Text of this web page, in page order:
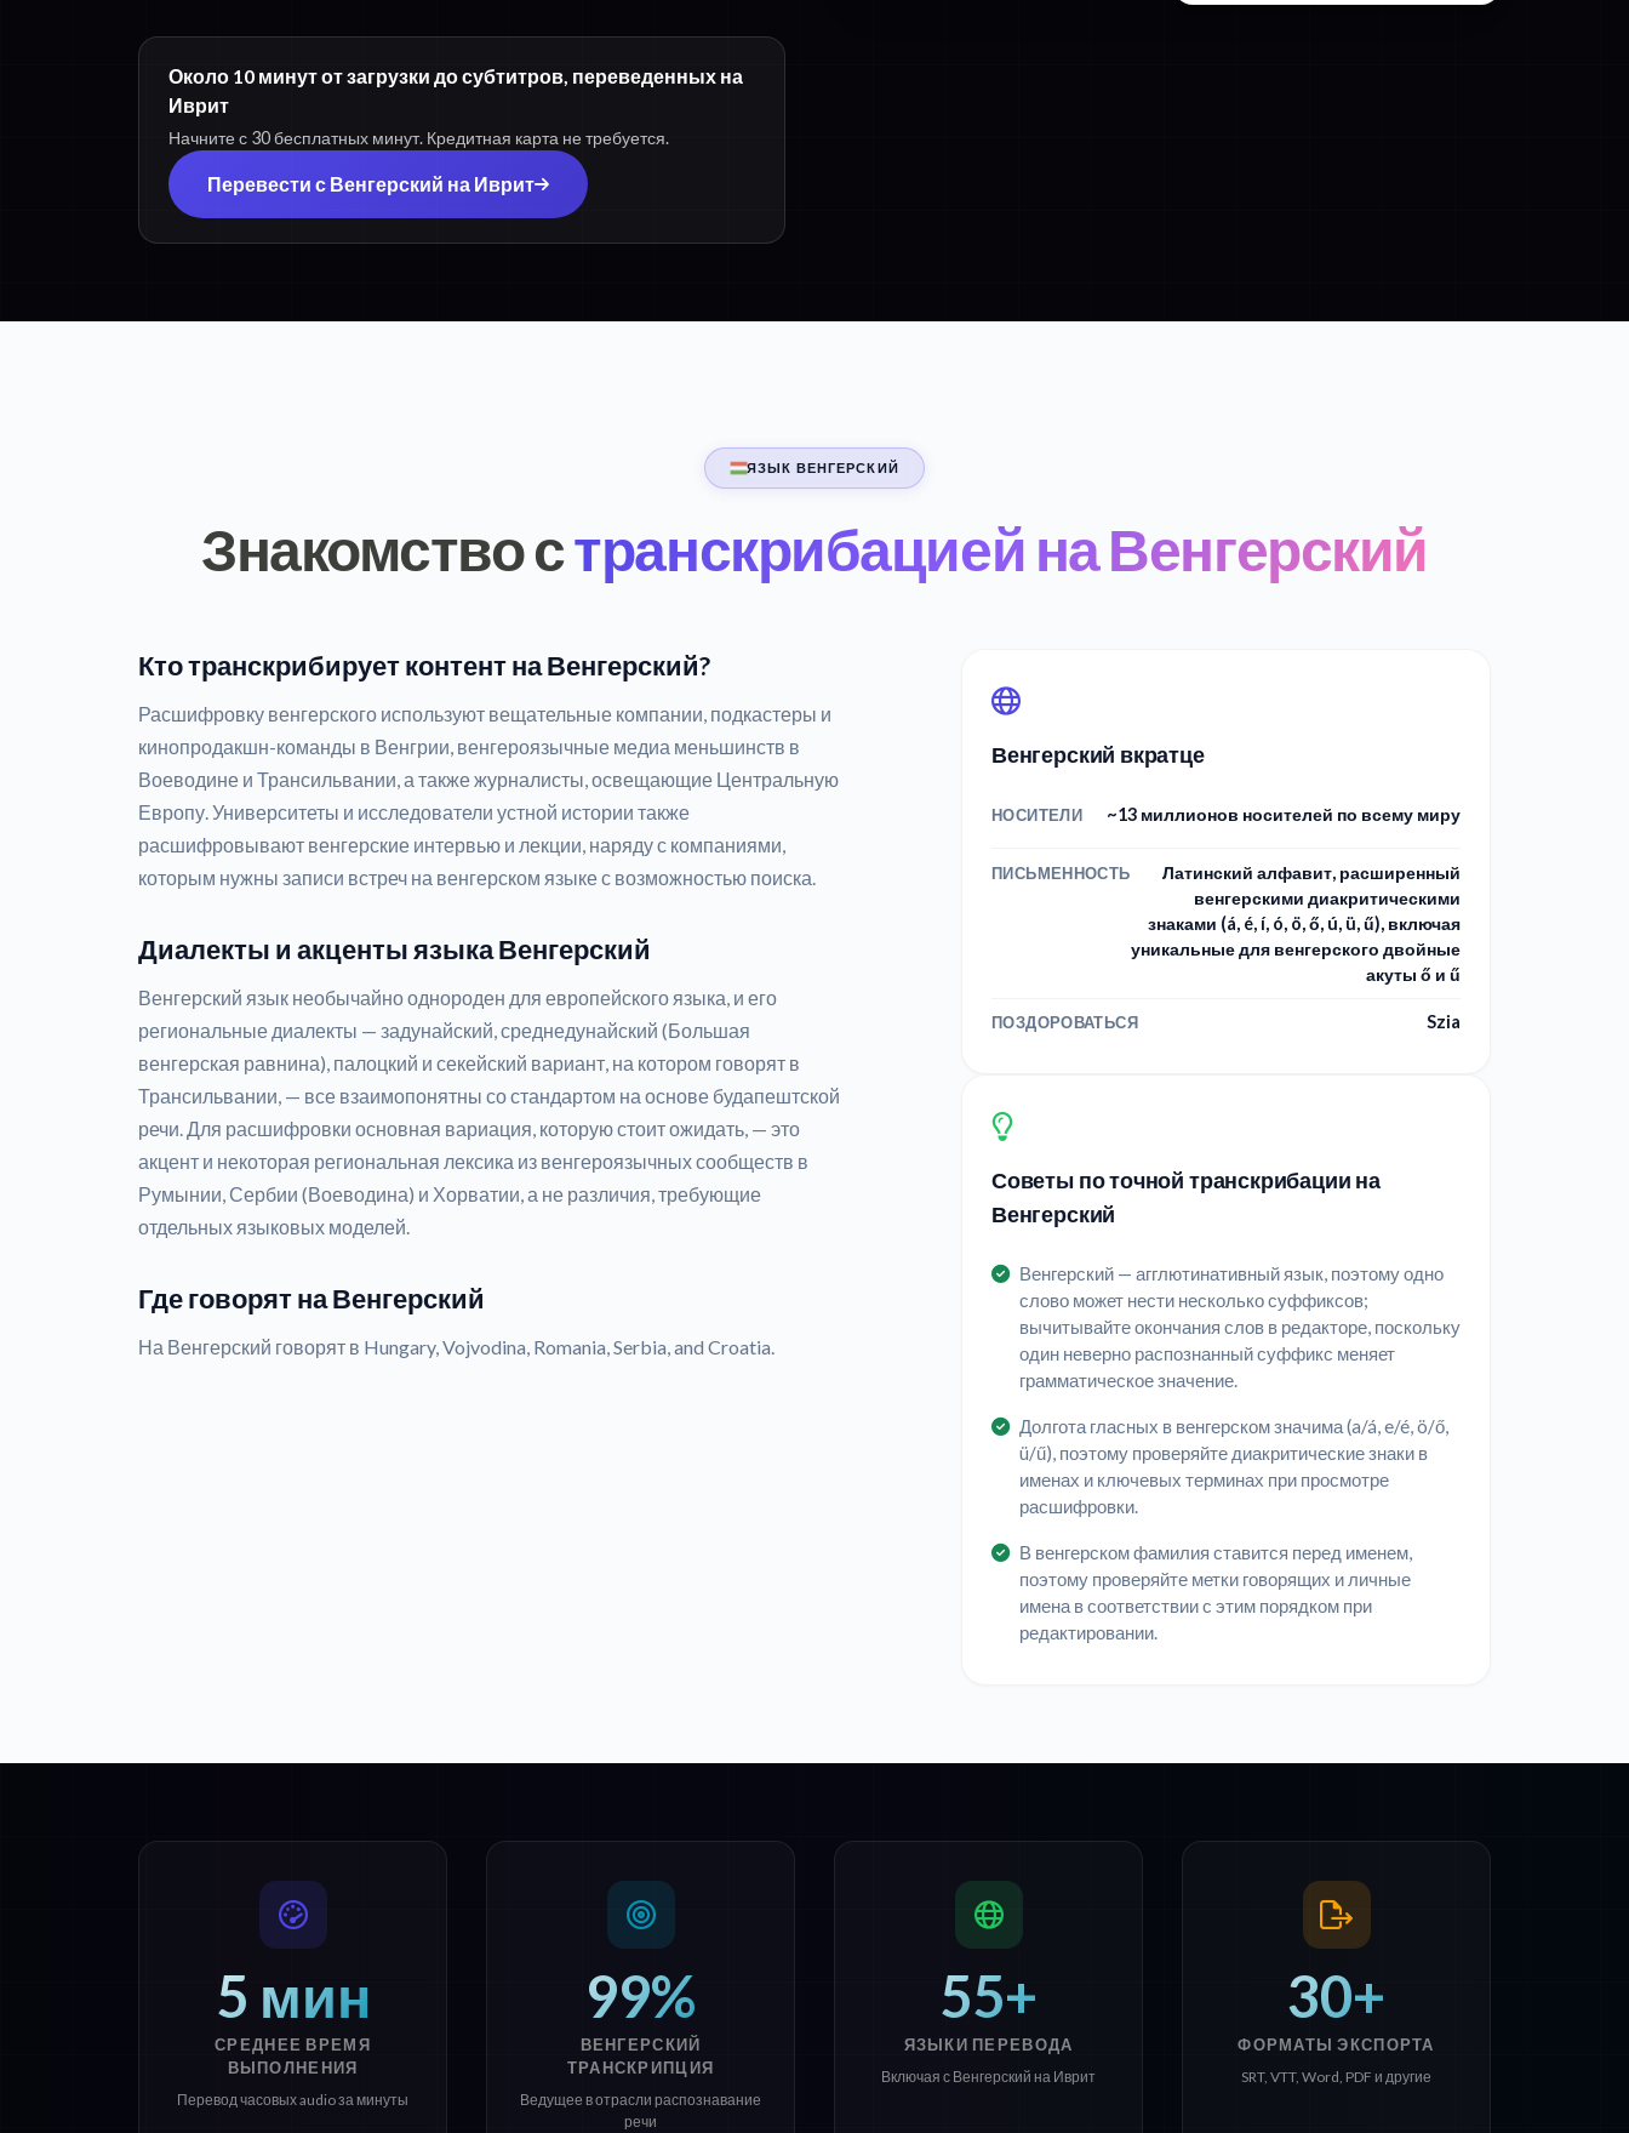
Около 10 минут от загрузки до субтитров, переведенных на
Иврит
Начните с 30 бесплатных минут. Кредитная карта не требуется.
Перевести с Венгерский на Иврит
ЯЗЫК ВЕНГЕРСКИЙ
Знакомство странскрибацией на Венгерский
Кто транскрибирует контент на Венгерский?
Расшифровку венгерского используют вещательные компании, подкастеры и
кинопродакшн-команды в Венгрии, венгероязычные медиа меньшинств в
Воеводине и Трансильвании, а также журналисты, освещающие Центральную
Европу. Университеты и исследователи устной истории также
расшифровывают венгерские интервью и лекции, наряду с компаниями,
которым нужны записи встреч на венгерском языке с возможностью поиска.
Диалекты и акценты языка Венгерский
Венгерский язык необычайно однороден для европейского языка, и его
региональные диалекты — задунайский, среднедунайский (Большая
венгерская равнина), палоцкий и секейский вариант, на котором говорят в
Трансильвании, — все взаимопонятны со стандартом на основе будапештской
речи. Для расшифровки основная вариация, которую стоит ожидать, — это
акцент и некоторая региональная лексика из венгероязычных сообществ в
Румынии, Сербии (Воеводина) и Хорватии, а не различия, требующие
отдельных языковых моделей.
Где говорят на Венгерский
На Венгерский говорят в Hungary, Vojvodina, Romania, Serbia, and Croatia.
Венгерский вкратце
НОСИТЕЛИ ~13 миллионов носителей по всему миру
ПИСЬМЕННОСТЬ
Латинский алфавит, расширенный
венгерскими диакритическими
знаками (á, é, í, ó, ö, ő, ú, ü, ű), включая
уникальные для венгерского двойные
акуты ő и ű
ПОЗДОРОВАТЬСЯ Szia
Советы по точной транскрибации на
Венгерский
Венгерский — агглютинативный язык, поэтому одно
слово может нести несколько суффиксов;
вычитывайте окончания слов в редакторе, поскольку
один неверно распознанный суффикс меняет
грамматическое значение.
Долгота гласных в венгерском значима (a/á, e/é, ö/ő,
ü/ű), поэтому проверяйте диакритические знаки в
именах и ключевых терминах при просмотре
расшифровки.
В венгерском фамилия ставится перед именем,
поэтому проверяйте метки говорящих и личные
имена в соответствии с этим порядком при
редактировании.
5 мин
СРЕДНЕЕ ВРЕМЯ
ВЫПОЛНЕНИЯ
Перевод часовых audio за минуты
99%
ВЕНГЕРСКИЙ
ТРАНСКРИПЦИЯ
Ведущее в отрасли распознавание
речи
55+
ЯЗЫКИ ПЕРЕВОДА
Включая с Венгерский на Иврит
30+
ФОРМАТЫ ЭКСПОРТА
SRT, VTT, Word, PDF и другие